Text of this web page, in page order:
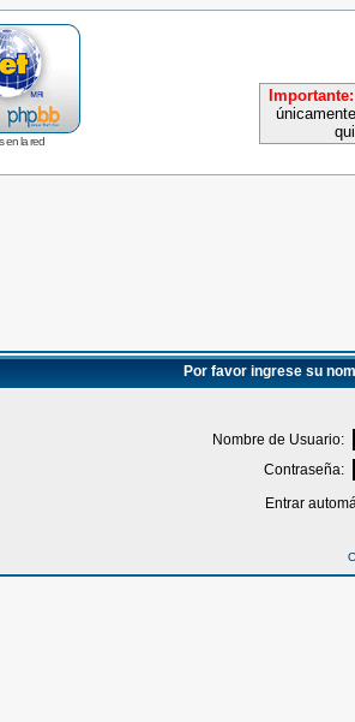
en la red
Importante:
Por favor ingrese su
Nombre de Usuario:
Contraseña:
Entrar